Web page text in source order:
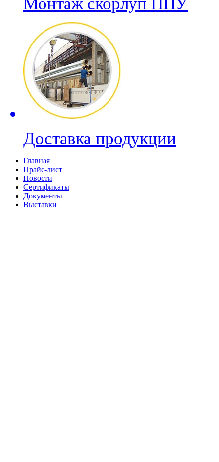
Доставка продукции
Главная
Прайс-лист
Новости
Сертификаты
Документы
Выставки